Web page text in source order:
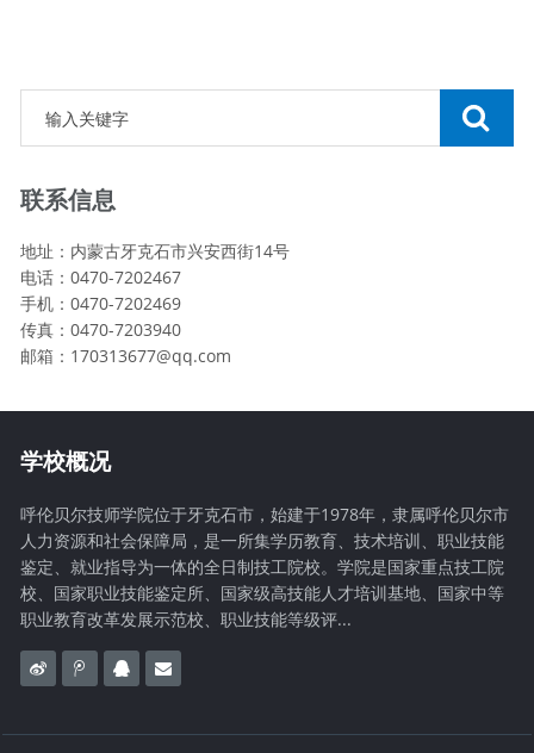
联系信息
地址：内蒙古牙克石市兴安西街14号
电话：0470-7202467
手机：0470-7202469
传真：0470-7203940
邮箱：170313677@qq.com
学校概况
呼伦贝尔技师学院位于牙克石市，始建于1978年，隶属呼伦贝尔市
人力资源和社会保障局，是一所集学历教育、技术培训、职业技能
鉴定、就业指导为一体的全日制技工院校。学院是国家重点技工院
校、国家职业技能鉴定所、国家级高技能人才培训基地、国家中等
职业教育改革发展示范校、职业技能等级评...